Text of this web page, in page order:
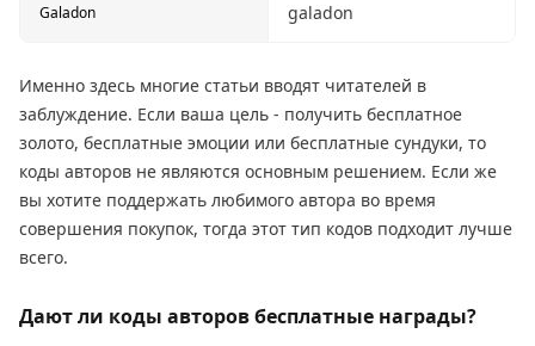
Galadon galadon
Именно здесь многие статьи вводят читателей в
заблуждение. Если ваша цель - получить бесплатное
золото, бесплатные эмоции или бесплатные сундуки, то
коды авторов не являются основным решением. Если же
вы хотите поддержать любимого автора во время
совершения покупок, тогда этот тип кодов подходит лучше
всего.
Дают ли коды авторов бесплатные награды?